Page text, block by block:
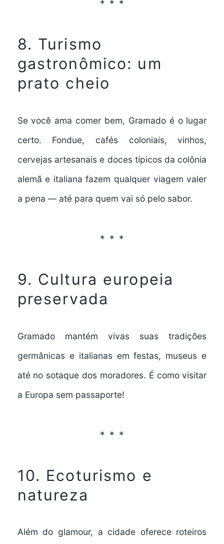
8. Turismo
gastronômico: um
prato cheio
Se você ama comer bem, Gramado é o lugar
certo. Fondue, cafés coloniais, vinhos,
cervejas artesanais e doces típicos da colônia
alemã e italiana fazem qualquer viagem valer
a pena — até para quem vai só pelo sabor.
9. Cultura europeia
preservada
Gramado mantém vivas suas tradições
germânicas e italianas em festas, museus e
até no sotaque dos moradores. É como visitar
a Europa sem passaporte!
10. Ecoturismo e
natureza
Além do glamour, a cidade oferece roteiros